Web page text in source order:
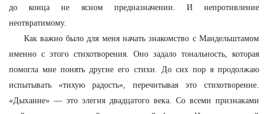
до конца не ясном предназначении. И непротивление
неотвратимому.
Как важно было для меня начать знакомство с Мандельштамом
именно с этого стихотворения. Оно задало тональность, которая
помогла мне понять другие его стихи. До сих пор я продолжаю
испытывать «тихую радость», перечитывая это стихотворение.
«Дыхание» — это элегия двадцатого века. Со всеми признаками